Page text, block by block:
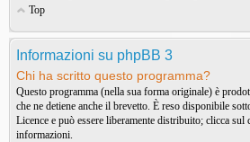
Top
Informazioni su phpBB 3
Chi ha scritto questo programma?
Questo programma (nella sua forma originale) è
che ne detiene anche il brevetto. È reso disponibile
Licence e può essere liberamente distribuito; clicca sul
informazioni.